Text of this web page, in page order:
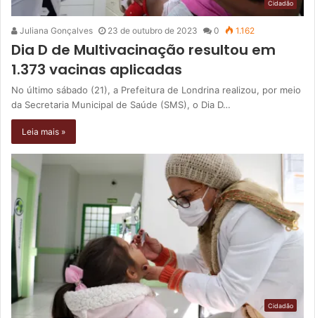
Cidadão
Juliana Gonçalves 23 de outubro de 2023 0 1.162
Dia D de Multivacinação resultou em
1.373 vacinas aplicadas
No último sábado (21), a Prefeitura de Londrina realizou, por meio
da Secretaria Municipal de Saúde (SMS), o Dia D…
Leia mais »
Cidadão